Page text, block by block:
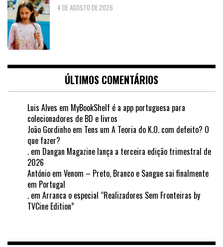
4 DE AGOSTO DE 2026
ÚLTIMOS COMENTÁRIOS
Luis Alves em MyBookShelf é a app portuguesa para
colecionadores de BD e livros
João Gordinho em Tens um A Teoria do K.O. com defeito? O
que fazer?
. em Dangan Magazine lança a terceira edição trimestral de
2026
António em Venom – Preto, Branco e Sangue sai finalmente
em Portugal
. em Arranca o especial “Realizadores Sem Fronteiras by
TVCine Edition”